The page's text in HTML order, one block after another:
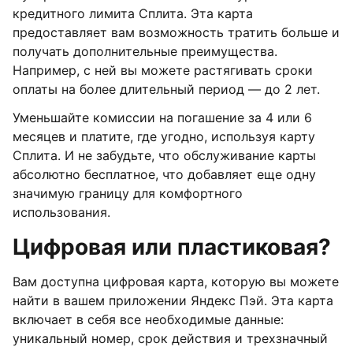
кредитного лимита Сплита. Эта карта
предоставляет вам возможность тратить больше и
получать дополнительные преимущества.
Например, с ней вы можете растягивать сроки
оплаты на более длительный период — до 2 лет.
Уменьшайте комиссии на погашение за 4 или 6
месяцев и платите, где угодно, используя карту
Сплита. И не забудьте, что обслуживание карты
абсолютно бесплатное, что добавляет еще одну
значимую границу для комфортного
использования.
Цифровая или пластиковая?
Вам доступна цифровая карта, которую вы можете
найти в вашем приложении Яндекс Пэй. Эта карта
включает в себя все необходимые данные:
уникальный номер, срок действия и трехзначный